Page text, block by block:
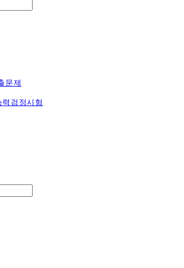
문제
력검정시험